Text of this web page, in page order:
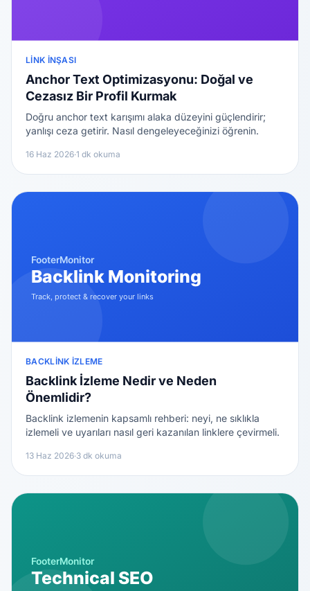
LINK İNŞASI
Anchor Text Optimizasyonu: Doğal ve
Cezasız Bir Profil Kurmak
Doğru anchor text karışımı alaka düzeyini güçlendirir;
yanlışı ceza getirir. Nasıl dengeleyeceğinizi öğrenin.
16 Haz 2026·1 dk okuma
BACKLINK İZLEME
Backlink İzleme Nedir ve Neden
Önemlidir?
Backlink izlemenin kapsamlı rehberi: neyi, ne sıklıkla
izlemeli ve uyarıları nasıl geri kazanılan linklere çevirmeli.
13 Haz 2026·3 dk okuma